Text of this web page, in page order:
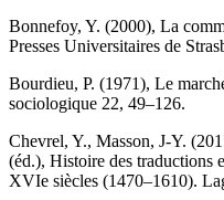
Bonnefoy, Y. (2000), La
Presses Universitaires de
Bourdieu, P. (1971), Le
sociologique 22, 49–126.
Chevrel, Y., Masson, J-Y.
(éd.), Histoire des traductions
XVIe siècles (1470–1610).